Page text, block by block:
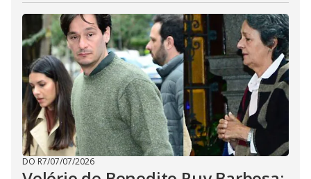
DO R7/07/07/2026